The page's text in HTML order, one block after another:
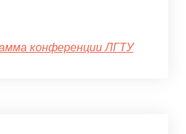
конференции ЛГТУ